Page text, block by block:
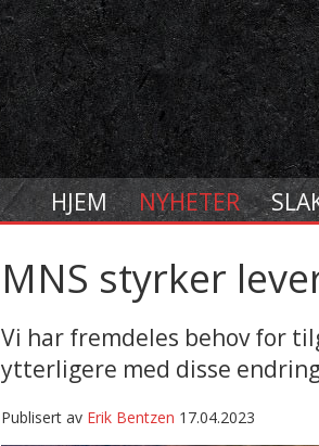
HJEM NYHETER
MNS styrker
Vi har fremdeles behov for
ytterligere med disse
Publisert av Erik Bentzen 17.04.2023